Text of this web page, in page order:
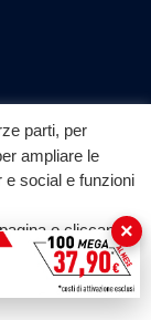
parti, per
ampliare le
e social e funzioni
o cliccando
dei cookie.
×